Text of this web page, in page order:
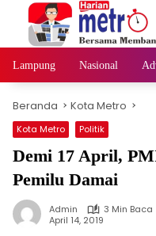
Langsung
konten
Lampung Nasional
Beranda Kota Metro
Kota Metro Politik
Demi 17 April,
Pemilu Damai
Admin
3 Min Baca
April 14, 2019